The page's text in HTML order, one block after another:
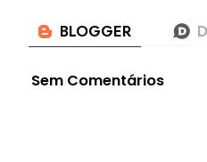
Sem Comentários